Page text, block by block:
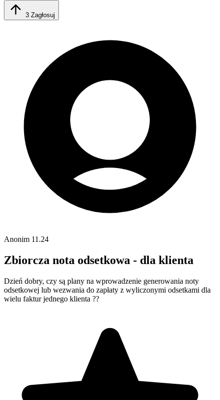
3 Zagłosuj
Anonim 11.24
Zbiorcza nota odsetkowa - dla klienta
Dzień dobry, czy są plany na wprowadzenie generowania noty
odsetkowej lub wezwania do zapłaty z wyliczonymi odsetkami dla
wielu faktur jednego klienta ??